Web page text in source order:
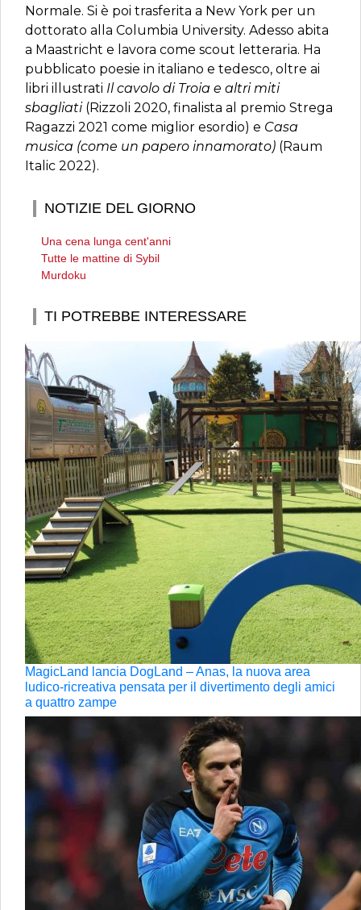
Normale. Si è poi trasferita a New York per un
dottorato alla Columbia University. Adesso abita
a Maastricht e lavora come scout letteraria. Ha
pubblicato poesie in italiano e tedesco, oltre ai
libri illustrati Il cavolo di Troia e altri miti
sbagliati (Rizzoli 2020, finalista al premio Strega
Ragazzi 2021 come miglior esordio) e Casa
musica (come un papero innamorato) (Raum
Italic 2022).
NOTIZIE DEL GIORNO
Una cena lunga cent'anni
Tutte le mattine di Sybil
Murdoku
TI POTREBBE INTERESSARE
MagicLand lancia DogLand – Anas, la nuova area
ludico-ricreativa pensata per il divertimento degli amici
a quattro zampe